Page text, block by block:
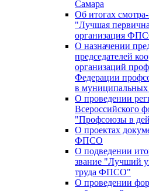
Самара
Об итогах
"Лучшая
организация
О назначении
председателей
организаций
Федерации
в муниципальных
О проведении
Всероссийского
"Профсоюзы в
О проектах
ФПСО
О подведении
звание "Лучший
труда ФПСО"
О проведении